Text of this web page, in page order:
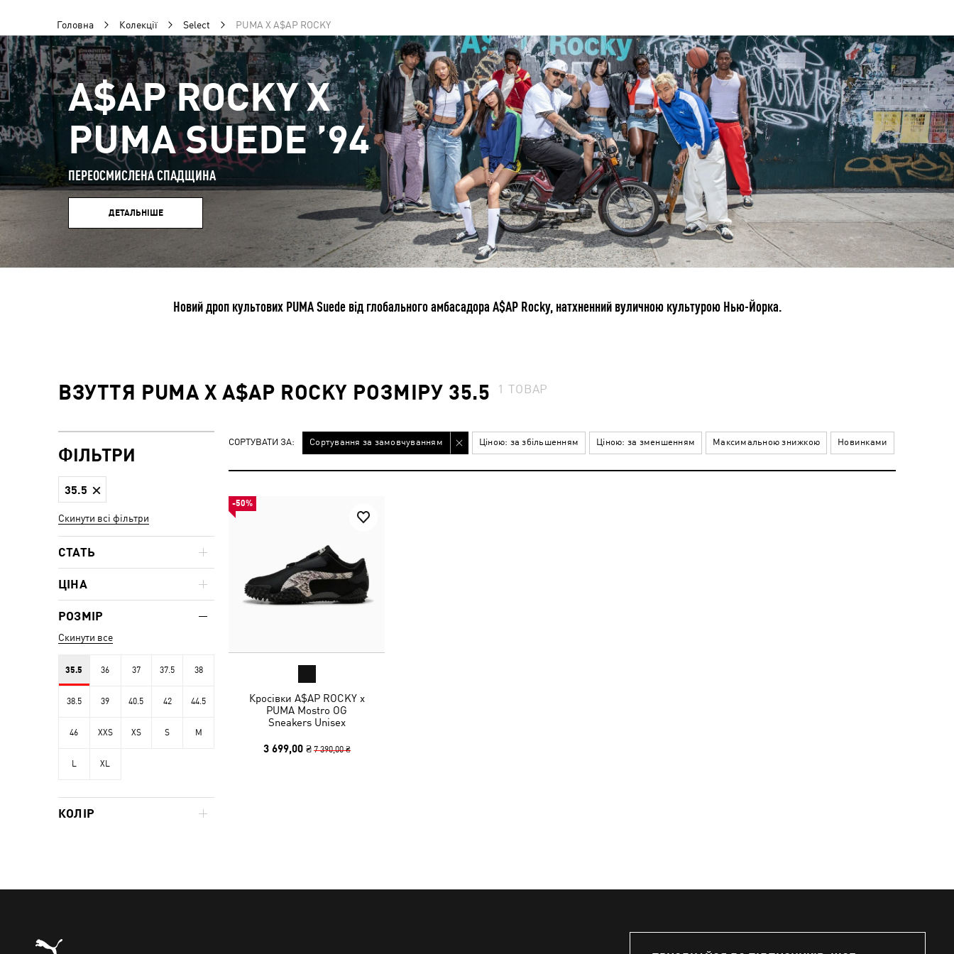
Головна Колекції Select PUMA X A$AP ROCKY
A$AP ROCKY X
PUMA SUEDE ’94
ПЕРЕОСМИСЛЕНА СПАДЩИНА
ДЕТАЛЬНІШЕ
Новий дроп культових PUMA Suede від глобального амбасадора A$AP Rocky, натхненний вуличною культурою Нью-Йорка.
ВЗУТТЯ PUMA X A$AP ROCKY РОЗМІРУ 35.5 1ТОВАР
СОРТУВАТИ ЗА: Сортування за замовчуванням Ціною: за збільшенням Ціною: за зменшенням Максимальною знижкою Новинками
-50%
Кросівки A$AP ROCKY x
PUMA Mostro OG
Sneakers Unisex
3 699,00 ₴ 7 390,00 ₴
ФІЛЬТРИ
35.5
Скинути всі фільтри
СТАТЬ
ЦІНА
РОЗМІР
Скинути все
35.5 36 37 37.5 38
38.5 39 40.5 42 44.5
46 XXS XS S M
L XL
КОЛІР